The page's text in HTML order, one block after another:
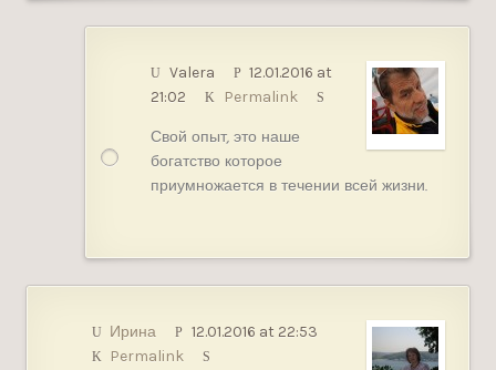
Valera
12.01.2016 at
21:02
Permalink
Свой опыт, это наше
богатство которое
приумножается в течении всей жизни.
Ирина
12.01.2016 at 22:53
Permalink